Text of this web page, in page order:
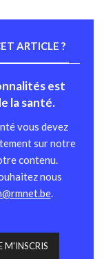
ARTICLE ?
est
la santé.
vous devez
sur notre
contenu.
nous
.
M'INSCRIS